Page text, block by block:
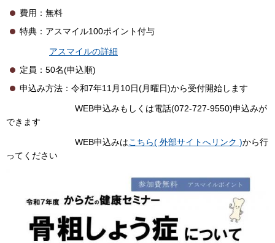
費用：無料
特典：アスマイル100ポイント付与
アスマイルの詳細
定員：50名(申込順)
申込み方法：令和7年11月10日(月曜日)から受付開始します
WEB申込みもしくは電話(072-727-9550)申込みが
できます
WEB申込みはこちら( 外部サイトへリンク )から行
ってください